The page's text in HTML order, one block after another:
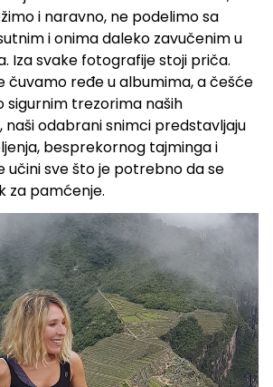
i naravno, ne podelimo sa
i onima daleko zavučenim u
Iza svake fotografije stoji priča.
čuvamo ređe u albumima, a češće
sigurnim trezorima naših
naši odabrani snimci predstavljaju
besprekornog tajminga i
učini sve što je potrebno da se
za pamćenje.